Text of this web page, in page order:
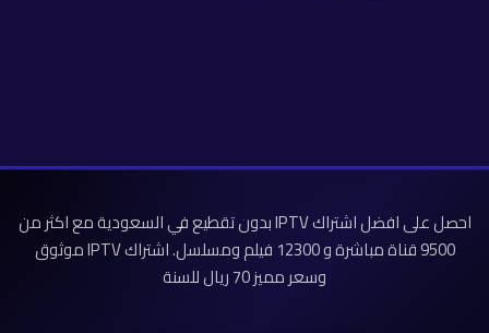
احصل على افضل اشتراك IPTV بدون تقطيع في السعودية مع اكثر من
9500 قناة مباشرة و 12300 فيلم ومسلسل. اشتراك IPTV موثوق
وسعر مميز 70 ريال للسنة